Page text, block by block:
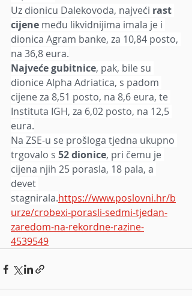
Uz dionicu Dalekovoda, najveći rast
cijene među likvidnijima imala je i
dionica Agram banke, za 10,84 posto,
na 36,8 eura.
Najveće gubitnice, pak, bile su
dionice Alpha Adriatica, s padom
cijene za 8,51 posto, na 8,6 eura, te
Instituta IGH, za 6,02 posto, na 12,5
eura.
Na ZSE-u se prošloga tjedna ukupno
trgovalo s 52 dionice, pri čemu je
cijena njih 25 porasla, 18 pala, a
devet
stagnirala.https://www.poslovni.hr/b
urze/crobexi-porasli-sedmi-tjedan-
zaredom-na-rekordne-razine-
4539549